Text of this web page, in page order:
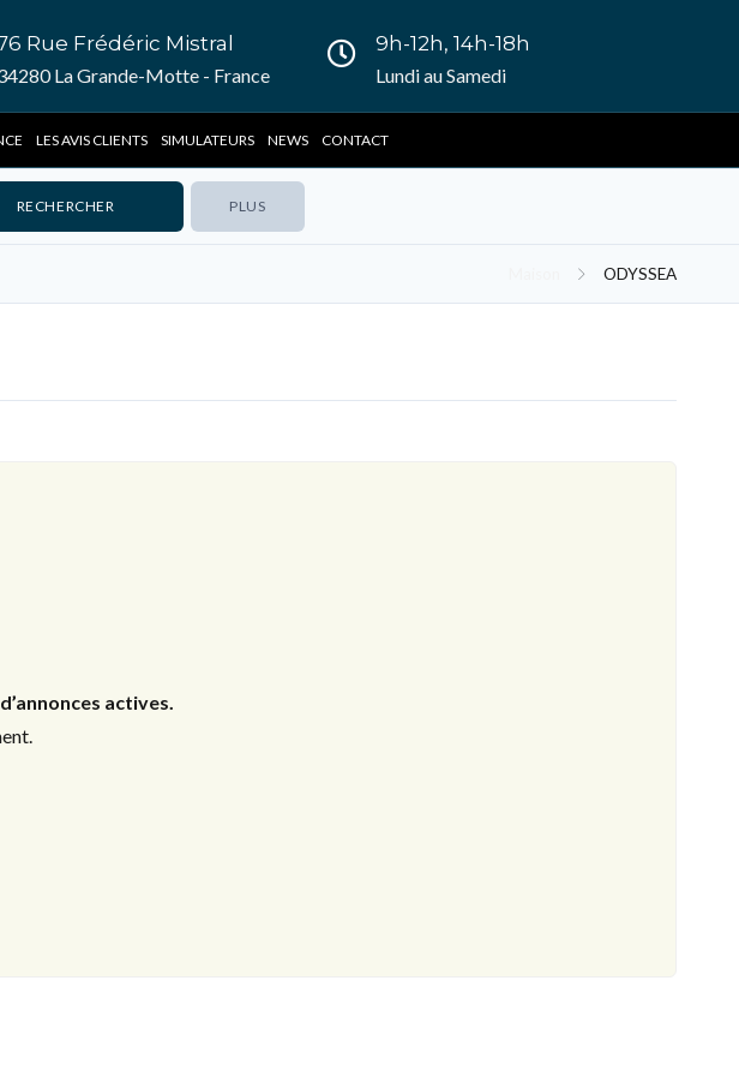
Rue Frédéric Mistral
La Grande-Motte - France
9h-12h, 14h-18h
Lundi au Samedi
LES AVIS CLIENTS SIMULATEURS NEWS CONTACT
PLUS
ODYSSEA
actives.